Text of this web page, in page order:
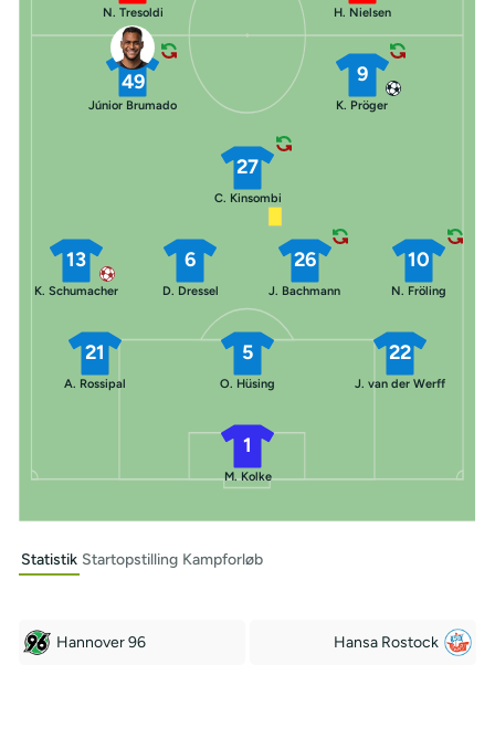
H. Nielsen
N. Tresoldi
1
M. Kolke
21
A. Rossipal
5
O. Hüsing
22
J. van der Werff
13
K. Schumacher
6
D. Dressel
26
J. Bachmann
10
N. Fröling
27
C. Kinsombi
49
Júnior Brumado
9
K. Pröger
Statistik Startopstilling Kampforløb
Hannover 96 Hansa Rostock